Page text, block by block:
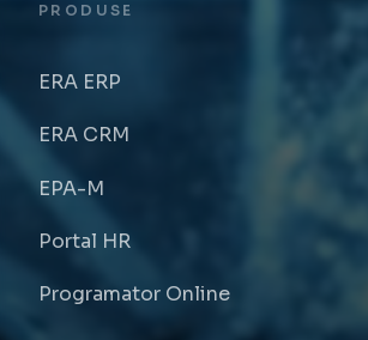
PRODUSE
ERA ERP
ERA CRM
EPA-M
Portal HR
Programator Online